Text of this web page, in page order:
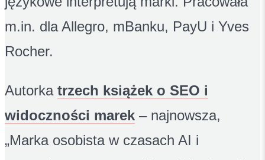
m.in. dla Allegro, mBanku, PayU i Yves
Rocher.
Autorka trzech książek o SEO i
widoczności marek – najnowsza,
„Marka osobista w czasach AI i